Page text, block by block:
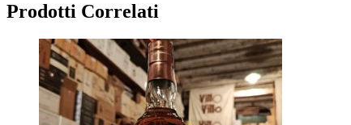
Prodotti Correlati